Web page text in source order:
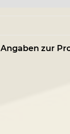
Angaben zur